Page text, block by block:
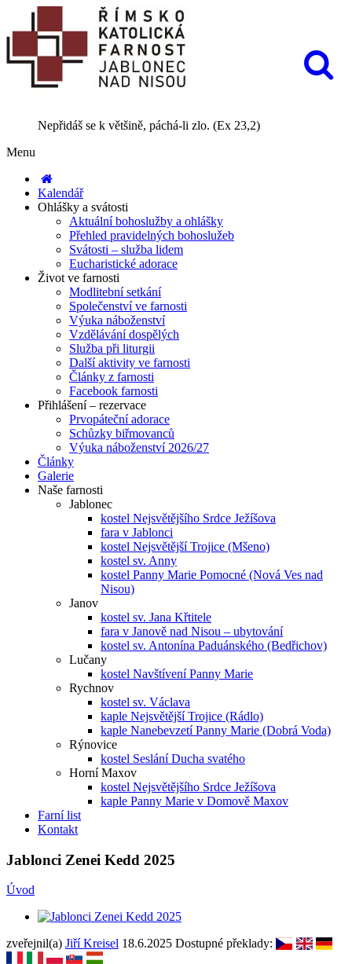
Nepřidáš se k většině, páchá-li zlo. (Ex 23,2)
Menu
Kalendář
Ohlášky a svátosti
Aktuální bohoslužby a ohlášky
Přehled pravidelných bohoslužeb
Svátosti – služba lidem
Eucharistické adorace
Život ve farnosti
Modlitební setkání
Společenství ve farnosti
Výuka náboženství
Vzdělávání dospělých
Služba při liturgii
Další aktivity ve farnosti
Články z farnosti
Facebook farnosti
Přihlášení – rezervace
Prvopáteční adorace
Schůzky biřmovanců
Výuka náboženství 2026/27
Články
Galerie
Naše farnosti
Jablonec
kostel Nejsvětějšího Srdce Ježíšova
fara v Jablonci
kostel Nejsvětější Trojice (Mšeno)
kostel sv. Anny
kostel Panny Marie Pomocné (Nová Ves nad
Nisou)
Janov
kostel sv. Jana Křtitele
fara v Janově nad Nisou – ubytování
kostel sv. Antonína Paduánského (Bedřichov)
Lučany
kostel Navštívení Panny Marie
Rychnov
kostel sv. Václava
kaple Nejsvětější Trojice (Rádlo)
kaple Nanebevzetí Panny Marie (Dobrá Voda)
Rýnovice
kostel Seslání Ducha svatého
Horní Maxov
kostel Nejsvětějšího Srdce Ježíšova
kaple Panny Marie v Domově Maxov
Farní list
Kontakt
Jablonci Zenei Kedd 2025
Úvod
zveřejnil(a) Jiří Kreisel 18.6.2025 Dostupné překlady: